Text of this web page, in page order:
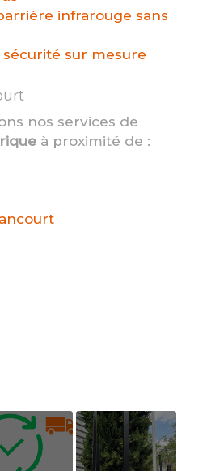
infrarouge sans
sur mesure
nos services de
à proximité de :